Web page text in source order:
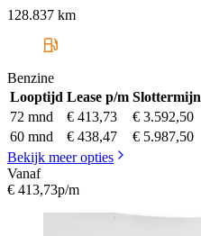
128.837 km
Benzine
Looptijd Lease p/m Slottermijn
72 mnd
€ 413,73
€ 3.592,50
60 mnd
€ 438,47
€ 5.987,50
Bekijk meer opties
Vanaf
€ 413,73p/m